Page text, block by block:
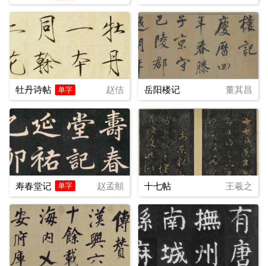
牡丹诗帖 单字 赵佶 岳阳楼记 董其昌
寿春堂记 单字 赵孟頫 十七帖 王羲之